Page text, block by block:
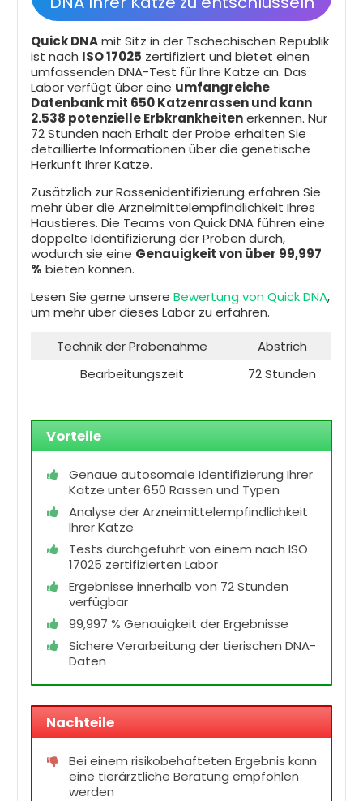
Quick DNAmit Sitz in der Tschechischen Republik
ist nach ISO 17025 zertifiziert und bietet einen
umfassenden DNA-Test für Ihre Katze an. Das
Labor verfügt über eine umfangreiche
Datenbank mit 650 Katzenrassen und kann
2.538 potenzielle Erbkrankheitenerkennen. Nur
72 Stunden nach Erhalt der Probe erhalten Sie
detaillierte Informationen über die genetische
Herkunft Ihrer Katze.
Zusätzlich zur Rassenidentifizierung erfahren Sie
mehr über die Arzneimittelempfindlichkeit Ihres
Haustieres. Die Teams von Quick DNA führen eine
doppelte Identifizierung der Proben durch,
wodurch sie eine Genauigkeit von über 99,997
% bieten können.
Lesen Sie gerne unsere Bewertung von Quick DNA,
um mehr über dieses Labor zu erfahren.
Technik der Probenahme
Abstrich
Bearbeitungszeit
72 Stunden
Vorteile
Genaue autosomale Identifizierung Ihrer
Katze unter 650 Rassen und Typen
Analyse der Arzneimittelempfindlichkeit
Ihrer Katze
Tests durchgeführt von einem nach ISO
17025 zertifizierten Labor
Ergebnisse innerhalb von 72 Stunden
verfügbar
99,997 % Genauigkeit der Ergebnisse
Sichere Verarbeitung der tierischen DNA-
Daten
Nachteile
Bei einem risikobehafteten Ergebnis kann
eine tierärztliche Beratung empfohlen
werden